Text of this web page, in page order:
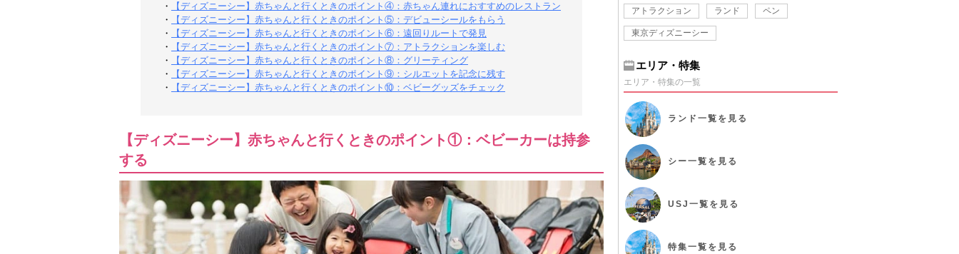
・
【ディズニーシー】赤ちゃんと行くときのポイント④：赤ちゃん連れにおすすめのレストラン
・
【ディズニーシー】赤ちゃんと行くときのポイント⑤：デビューシールをもらう
・
【ディズニーシー】赤ちゃんと行くときのポイント⑥：遠回りルートで発見
・
【ディズニーシー】赤ちゃんと行くときのポイント⑦：アトラクションを楽しむ
・
【ディズニーシー】赤ちゃんと行くときのポイント⑧：グリーティング
・
【ディズニーシー】赤ちゃんと行くときのポイント⑨：シルエットを記念に残す
・
【ディズニーシー】赤ちゃんと行くときのポイント⑩：ベビーグッズをチェック
【ディズニーシー】赤ちゃんと行くときのポイント①：ベビーカーは持参
する
アトラクション ランド ペン
東京ディズニーシー
エリア・特集
エリア・特集の一覧
ランド 一覧を見る
シー一覧を見る
USJ 一覧を見る
特集一覧を見る